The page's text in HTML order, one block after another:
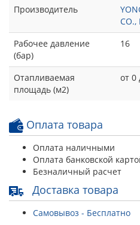
Производитель
CO.,
Рабочее давление
(бар)
16
Отапливаемая
площадь (м2)
от 0
Оплата товара
Оплата наличными
Оплата банковской
Безналичный расчет
Доставка товара
Самовывоз - Бесплатно